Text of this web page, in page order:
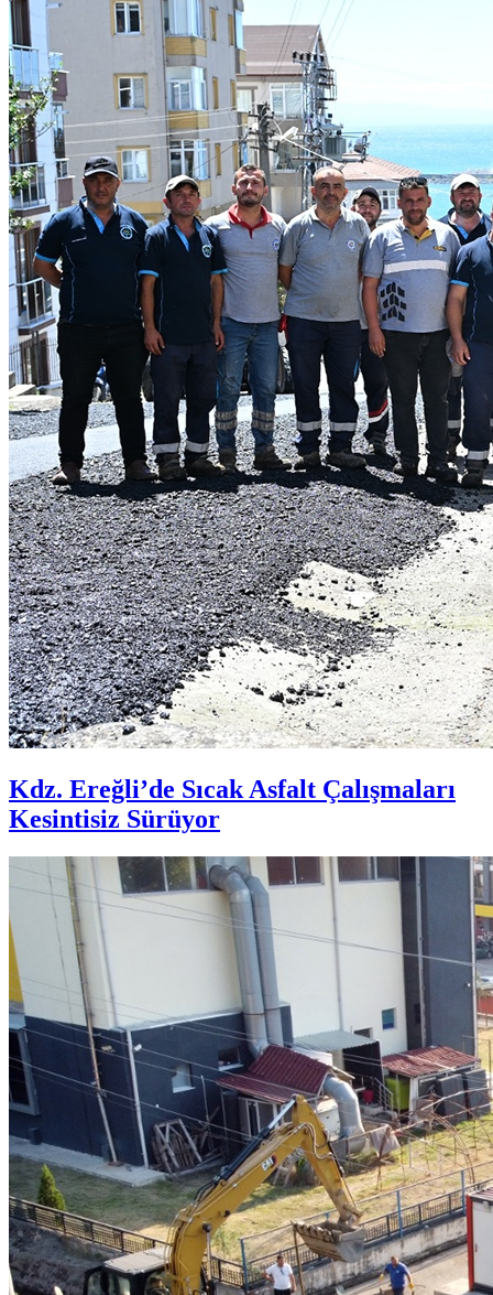
Kdz. Ereğli’de Sıcak Asfalt Çalışmaları
Kesintisiz Sürüyor